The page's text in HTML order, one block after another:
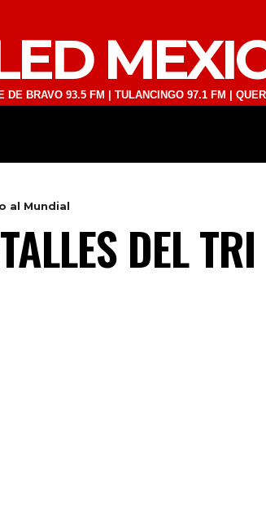
93.5 FM | TULANCINGO 97.1 FM |
al Mundial
DEL